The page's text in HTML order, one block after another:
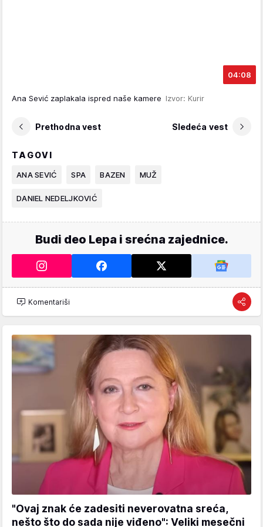
04:08
Ana Sević zaplakala ispred naše kamere Izvor: Kurir
Prethodna vest Sledeća vest
TAGOVI
ANA SEVIĆ SPA BAZEN MUŽ
DANIEL NEDELJKOVIĆ
Budi deo Lepa i srećna zajednice.
Komentariši
"Ovaj znak će zadesiti neverovatna sreća,
nešto što do sada nije viđeno": Veliki mesečni